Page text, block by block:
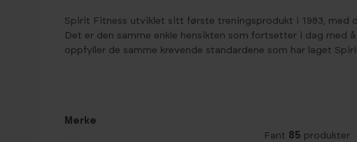
Spirit Fitness utviklet sitt første treningsprodukt i 1983, med
Det er den samme enkle hensikten som fortsetter i dag
oppfyller de samme krevende standardene som har laget
Merke
Fant 85 produkter